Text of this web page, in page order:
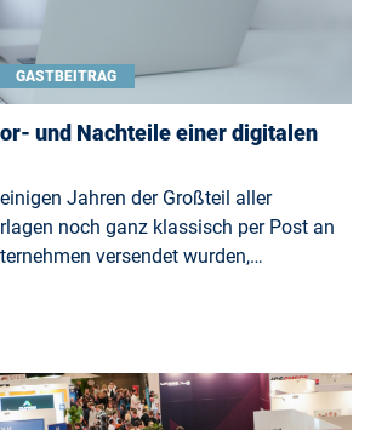
GASTBEITRAG
und Nachteile einer digitalen
Jahren der Großteil aller
noch ganz klassisch per Post an
versendet wurden,…